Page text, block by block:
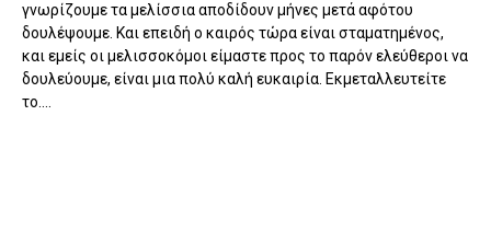
γνωρίζουμε τα μελίσσια αποδίδουν μήνες μετά αφότου
δουλέψουμε. Και επειδή ο καιρός τώρα είναι σταματημένος,
και εμείς οι μελισσοκόμοι είμαστε προς το παρόν ελεύθεροι να
δουλεύουμε, είναι μια πολύ καλή ευκαιρία. Εκμεταλλευτείτε
το....